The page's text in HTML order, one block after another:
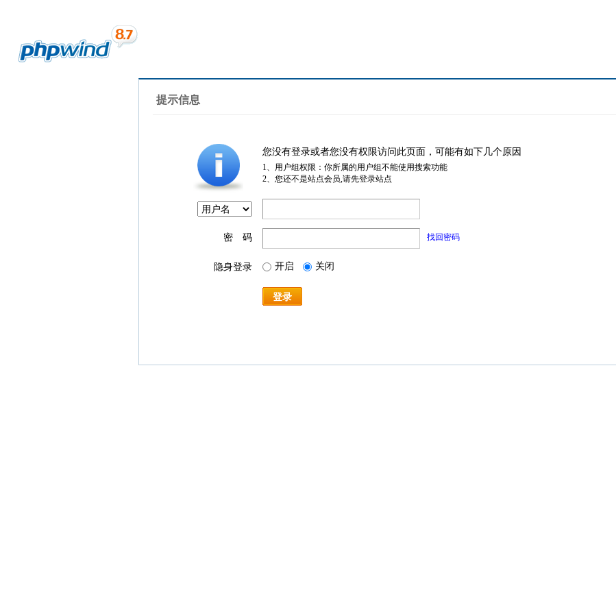
提示信息
您没有登录或者您没有权限访问此页面，可能有如下几个原因
1、用户组权限：你所属的用户组不能使用搜索功能
2、您还不是站点会员,请先登录站点
密 码 找回密码
隐身登录 开启 关闭
登录